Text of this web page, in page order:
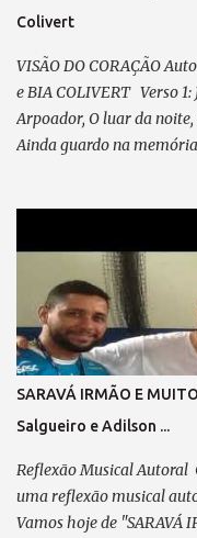
Colivert
VISÃO DO CORAÇÃO
e BIA COLIVERT Verso
Arpoador, O luar da
Ainda guardo na
Refrão 1: A visão do
quem enxerga com o
olhar interno, o seu
Feliz, é quem consegue
observar; Verso 2: Já
querida, Escrevi o livro
em lamentação, Agradeço
minha direção. Refrão 2:
SARAVÁ IRMÃO E
Salgueiro e Adilson ...
Reflexão Musical Autoral
uma reflexão musical
Vamos hoje de "SARAVÁ